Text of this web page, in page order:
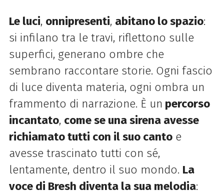
Le luci, onnipresenti, abitano lo spazio:
si infilano tra le travi, riflettono sulle
superfici, generano ombre che
sembrano raccontare storie. Ogni fascio
di luce diventa materia, ogni ombra un
frammento di narrazione. È un percorso
incantato, come se una sirena avesse
richiamato tutti con il suo cantoe
avesse trascinato tutti con sé,
lentamente, dentro il suo mondo. La
voce di Bresh diventa la sua melodia: